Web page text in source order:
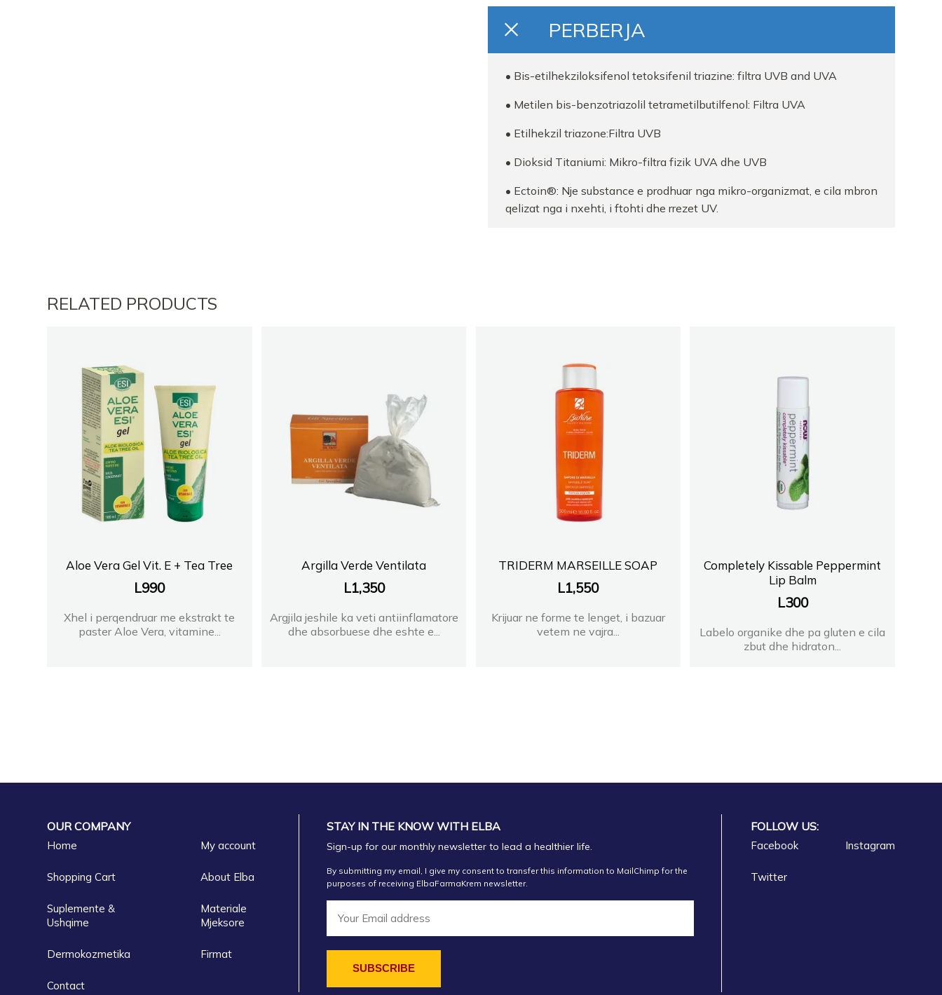
PERBERJA
• Bis-etilhekziloksifenol tetoksifenil triazine: filtra UVB and UVA
• Metilen bis-benzotriazolil tetrametilbutilfenol: Filtra UVA
• Etilhekzil triazone:Filtra UVB
• Dioksid Titaniumi: Mikro-filtra fizik UVA dhe UVB
• Ectoin®: Nje substance e prodhuar nga mikro-organizmat, e cila mbron
qelizat nga i nxehti, i ftohti dhe rrezet UV.
RELATED PRODUCTS
Aloe Vera Gel Vit. E + Tea Tree
L990
Xhel i perqendruar me ekstrakt te
paster Aloe Vera, vitamine...
Argilla Verde Ventilata
L1,350
Argjila jeshile ka veti antiinflamatore
dhe absorbuese dhe eshte e...
TRIDERM MARSEILLE SOAP
L1,550
Krijuar ne forme te lenget, i bazuar
vetem ne vajra...
Completely Kissable Peppermint
Lip Balm
L300
Labelo organike dhe pa gluten e cila
zbut dhe hidraton...
OUR COMPANY
Home My account
Shopping Cart About Elba
Suplemente &
Ushqime
Materiale
Mjeksore
Dermokozmetika Firmat
Contact
STAY IN THE KNOW WITH ELBA
Sign-up for our monthly newsletter to lead a healthier life.
By submitting my email, I give my consent to transfer this information to MailChimp for the
purposes of receiving ElbaFarmaKrem newsletter.
FOLLOW US:
Facebook Instagram
Twitter